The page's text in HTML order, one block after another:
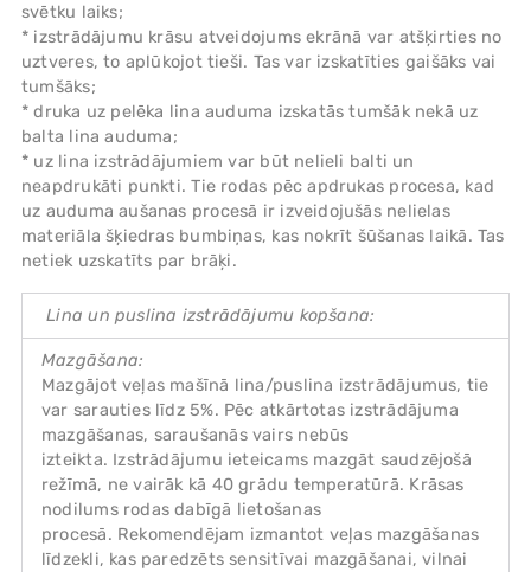
svētku laiks;
* izstrādājumu krāsu atveidojums ekrānā var atšķirties no
uztveres, to aplūkojot tieši. Tas var izskatīties gaišāks vai
tumšāks;
* druka uz pelēka lina auduma izskatās tumšāk nekā uz
balta lina auduma;
* uz lina izstrādājumiem var būt nelieli balti un
neapdrukāti punkti. Tie rodas pēc apdrukas procesa, kad
uz auduma aušanas procesā ir izveidojušās nelielas
materiāla šķiedras bumbiņas, kas nokrīt šūšanas laikā. Tas
netiek uzskatīts par brāķi.
Lina un puslina izstrādājumu kopšana:
Mazgāšana:
Mazgājot veļas mašīnā lina/puslina izstrādājumus, tie
var sarauties līdz 5%. Pēc atkārtotas izstrādājuma
mazgāšanas, saraušanās vairs nebūs
izteikta. Izstrādājumu ieteicams mazgāt saudzējošā
režīmā, ne vairāk kā 40 grādu temperatūrā. Krāsas
nodilums rodas dabīgā lietošanas
procesā. Rekomendējam izmantot veļas mazgāšanas
līdzekli, kas paredzēts sensitīvai mazgāšanai, vilnai